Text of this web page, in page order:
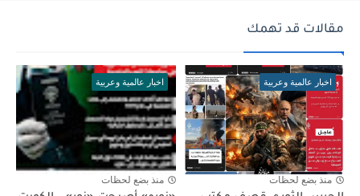
مقالات قد تهمك
اخبار عالمية وعربية
منذ بضع لحظات
اخبار عالمية وعربية
منذ بضع لحظات